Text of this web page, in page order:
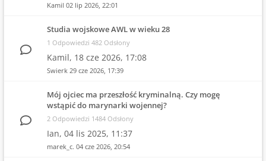
Kamil 02 lip 2026, 22:01
Studia wojskowe AWL w wieku 28
1 Odpowiedzi 482 Odsłony
Kamil, 18 cze 2026, 17:08
Swierk 29 cze 2026, 17:39
Mój ojciec ma przeszłość kryminalną. Czy mogę
wstąpić do marynarki wojennej?
2 Odpowiedzi 1484 Odsłony
Ian, 04 lis 2025, 11:37
marek_c. 04 cze 2026, 20:54